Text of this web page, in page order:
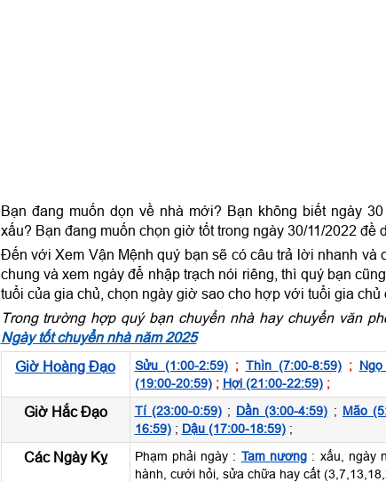
Bạn đang muốn dọn về nhà mới? Bạn không biết ngày
xấu? Bạn đang muốn chọn giờ tốt trong ngày 30/11/2022 đề
Đến với Xem Vận Mệnh quý bạn sẽ có câu trả lời nhanh và
chung và xem ngày để nhập trạch nói riêng, thì quý bạn
tuổi của gia chủ, chọn ngày giờ sao cho hợp với tuổi gia chủ
Trong trường hợp quý bạn chuyển nhà hay chuyển văn
Ngày tốt chuyển nhà năm 2025
Giờ Hoàng Đạo
Sửu (1:00-2:59); Thìn (7:00-8:59);
(19:00-20:59); Hợi (21:00-22:59);
Giờ Hắc Đạo Tí (23:00-0:59); Dần (3:00-4:59) ; Mão
16:59); Dậu (17:00-18:59);
Các Ngày Kỵ Phạm phải ngày : Tam nương: xấu, ngày
hành, cưới hỏi, sửa chữa hay cất